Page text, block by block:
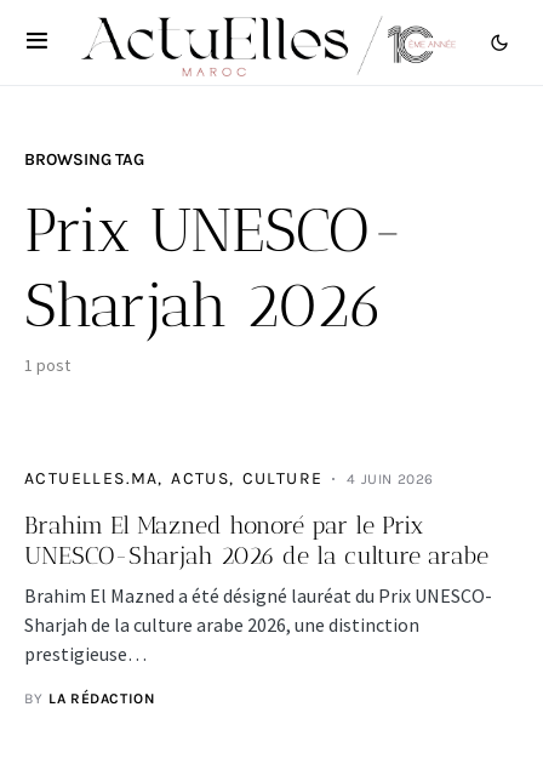
BROWSING TAG
Prix UNESCO-
Sharjah 2026
1 post
ACTUELLES.MA ACTUS CULTURE 4 JUIN 2026
Brahim El Mazned honoré par le Prix
UNESCO-Sharjah 2026 de la culture arabe
Brahim El Mazned a été désigné lauréat du Prix UNESCO-
Sharjah de la culture arabe 2026, une distinction
prestigieuse…
BY LA RÉDACTION